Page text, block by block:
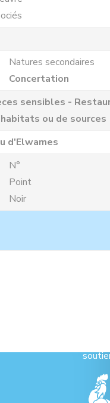
Natures secondaires
Concertation
sensibles -
ou de sources
d'Elwames
N°
Point
Noir